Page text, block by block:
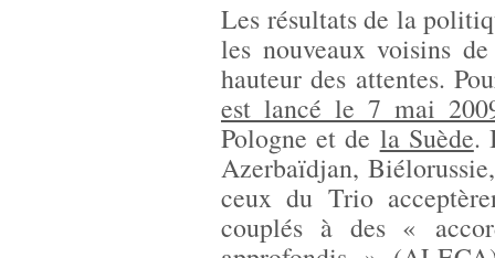
Les résultats de la
les nouveaux voisins
hauteur des attentes.
est lancé le 7 mai
Pologne et de la Suède.
Azerbaïdjan,
ceux du Trio
couplés à des «